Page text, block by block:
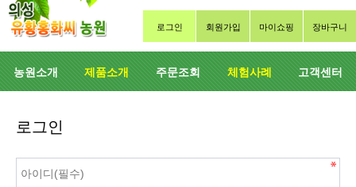
로그인 회원가입 마이쇼핑 장바구니
농원소개 제품소개 주문조회 체험사례 고객센터
로그인